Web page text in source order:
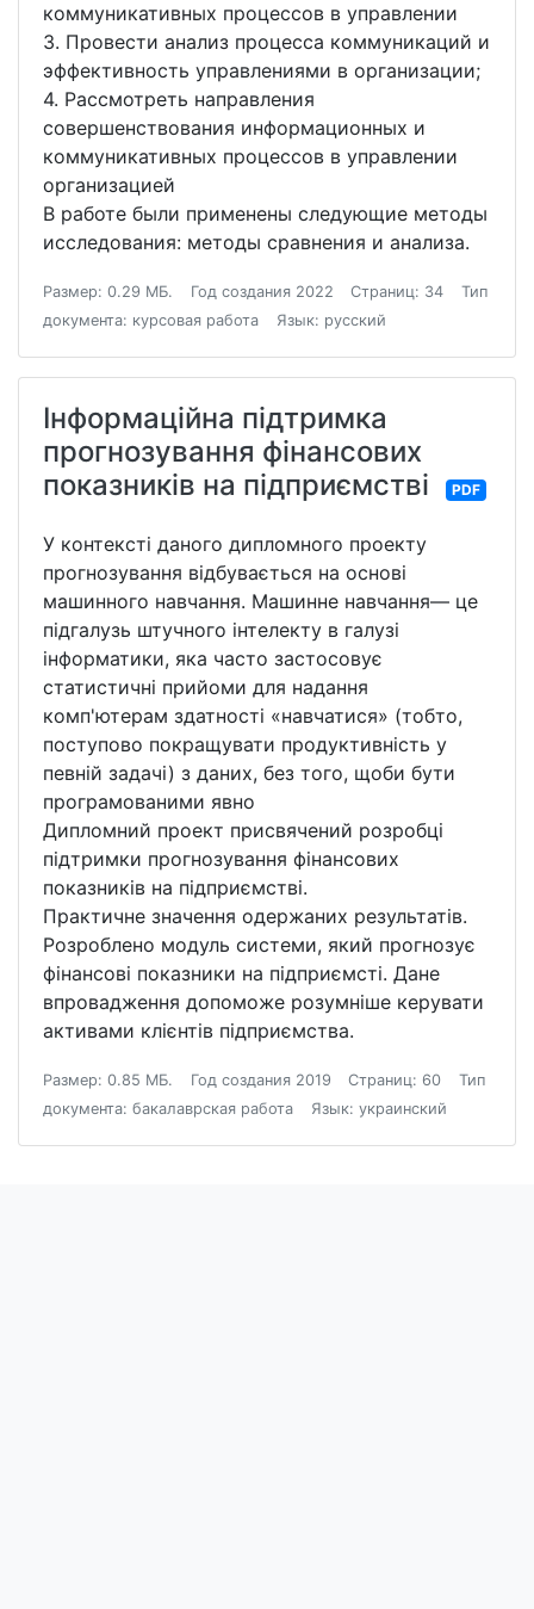
коммуникативных процессов в управлении
3. Провести анализ процесса коммуникаций и
эффективность управлениями в организации;
4. Рассмотреть направления
совершенствования информационных и
коммуникативных процессов в управлении
организацией
В работе были применены следующие методы
исследования: методы сравнения и анализа.
Размер: 0.29 МБ. Год создания 2022 Страниц: 34
Тип
документа: курсовая работа
Язык: русский
Інформаційна підтримка
прогнозування фінансових
показників на підприємстві
PDF
У контексті даного дипломного проекту
прогнозування відбувається на основі
машинного навчання. Машинне навчання— це
підгалузь штучного інтелекту в галузі
інформатики, яка часто застосовує
статистичні прийоми для надання
комп'ютерам здатності «навчатися» (тобто,
поступово покращувати продуктивність у
певній задачі) з даних, без того, щоби бути
програмованими явно
Дипломний проект присвячений розробці
підтримки прогнозування фінансових
показників на підприємстві.
Практичне значення одержаних результатів.
Розроблено модуль системи, який прогнозує
фінансові показники на підприємсті. Дане
впровадження допоможе розумніше керувати
активами клієнтів підприємства.
Размер: 0.85 МБ. Год создания 2019 Страниц: 60
Тип
документа: бакалаврская работа
Язык: украинский